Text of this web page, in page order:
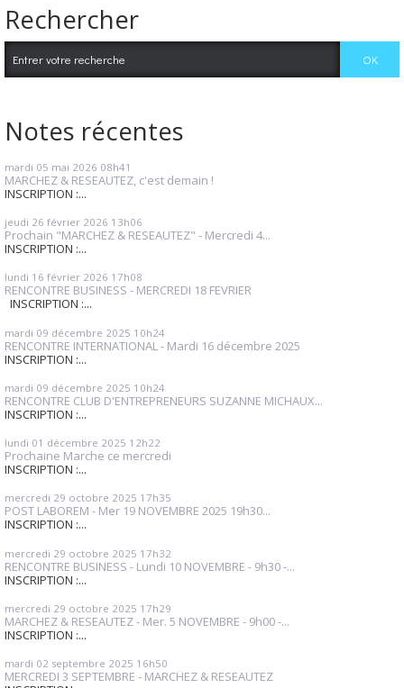
Rechercher
Notes récentes
mardi 05 mai 2026 08h41
MARCHEZ & RESEAUTEZ, c'est demain !
INSCRIPTION :...
jeudi 26 février 2026 13h06
Prochain "MARCHEZ & RESEAUTEZ" - Mercredi 4...
INSCRIPTION :...
lundi 16 février 2026 17h08
RENCONTRE BUSINESS - MERCREDI 18 FEVRIER
INSCRIPTION :...
mardi 09 décembre 2025 10h24
RENCONTRE INTERNATIONAL - Mardi 16 décembre 2025
INSCRIPTION :...
mardi 09 décembre 2025 10h24
RENCONTRE CLUB D'ENTREPRENEURS SUZANNE MICHAUX...
INSCRIPTION :...
lundi 01 décembre 2025 12h22
Prochaine Marche ce mercredi
INSCRIPTION :...
mercredi 29 octobre 2025 17h35
POST LABOREM - Mer 19 NOVEMBRE 2025 19h30...
INSCRIPTION :...
mercredi 29 octobre 2025 17h32
RENCONTRE BUSINESS - Lundi 10 NOVEMBRE - 9h30 -...
INSCRIPTION :...
mercredi 29 octobre 2025 17h29
MARCHEZ & RESEAUTEZ - Mer. 5 NOVEMBRE - 9h00 -...
INSCRIPTION :...
mardi 02 septembre 2025 16h50
MERCREDI 3 SEPTEMBRE - MARCHEZ & RESEAUTEZ